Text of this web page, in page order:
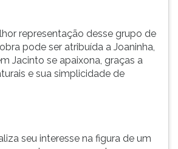
representação desse grupo de
pode ser atribuída a Joaninha,
Jacinto se apaixona, graças a
e sua simplicidade de
seu interesse na figura de um